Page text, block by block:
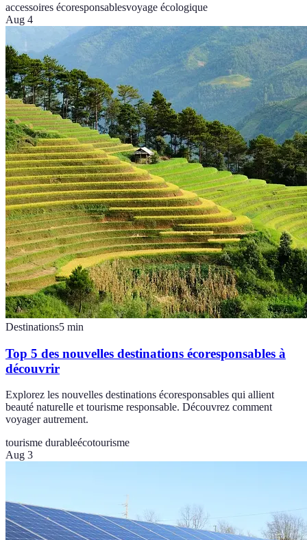
accessoires écoresponsablesvoyage écologique
Aug 4
Destinations5 min
Top 5 des nouvelles destinations écoresponsables à
découvrir
Explorez les nouvelles destinations écoresponsables qui allient
beauté naturelle et tourisme responsable. Découvrez comment
voyager autrement.
tourisme durableécotourisme
Aug 3